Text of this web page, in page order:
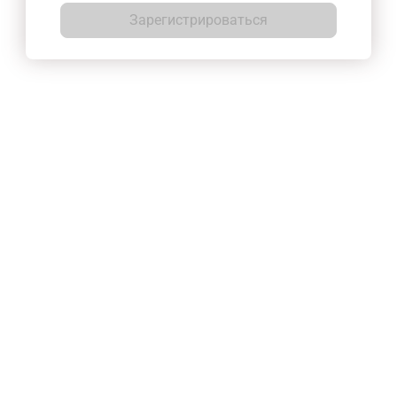
Зарегистрироваться